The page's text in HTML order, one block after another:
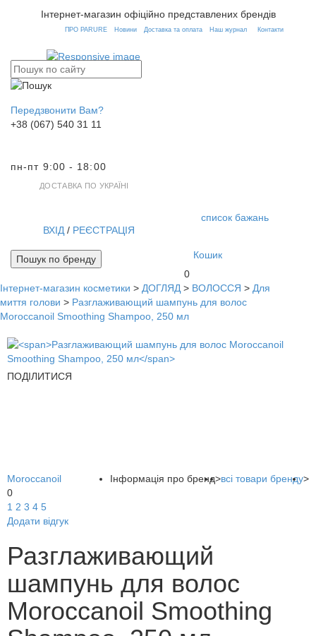
Інтернет-магазин офіційно представлених брендів
ПРО PARURE Новини Доставка та оплата Наш журнал Контакти
Передзвонити Вам?
+38 (067) 540 31 11
пн-пт 9:00 - 18:00
ДОСТАВКА ПО УКРАЇНІ
список бажань
ВХІД / РЕЄСТРАЦІЯ
Кошик
0
Пошук по бренду
Інтернет-магазин косметики > ДОГЛЯД > ВОЛОССЯ > Для
миття голови > Разглаживающий шампунь для волос
Moroccanoil Smoothing Shampoo, 250 мл
ПОДІЛИТИСЯ
Інформація про бренд>всі товари бренду>
Moroccanoil
0
1 2 3 4 5
Додати відгук
Разглаживающий
шампунь для волос
Moroccanoil Smoothing